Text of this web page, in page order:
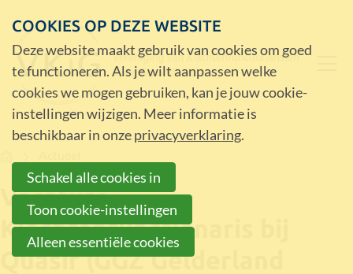
Vacature
Klachtenfunctionaris bij
Quasir (GGZ Gelderland
COOKIES OP DEZE WEBSITE
Deze website maakt gebruik van cookies om goed
te functioneren. Als je wilt aanpassen welke
cookies we mogen gebruiken, kan je jouw cookie-
instellingen wijzigen. Meer informatie is
beschikbaar in onzeprivacyverklaring.
Schakel alle cookies in
Toon cookie-instellingen
Alleen essentiële cookies